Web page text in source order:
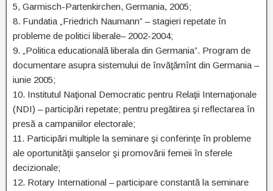
5, Garmisch-Partenkirchen, Germania, 2005;
8. Fundatia „Friedrich Naumann” – stagieri repetate în
probleme de politici liberale– 2002-2004;
9. „Politica educatională liberala din Germania”. Program de
documentare asupra sistemului de învăţămînt din Germania –
iunie 2005;
10. Institutul Naţional Democratic pentru Relaţii Internaţionale
(NDI) – participări repetate; pentru pregătirea şi reflectarea în
presă a campaniilor electorale;
11. Participări multiple la seminare şi conferinţe în probleme
ale oportunităţii şanselor şi promovării femeii în sferele
decizionale;
12. Rotary International – participare constantă la seminare